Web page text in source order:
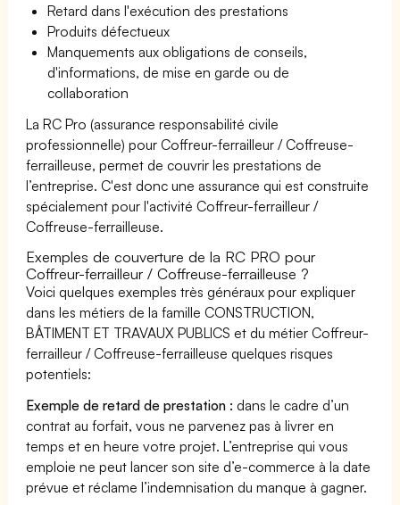
Retard dans l'exécution des prestations
Produits défectueux
Manquements aux obligations de conseils,
d'informations, de mise en garde ou de
collaboration
La RC Pro (assurance responsabilité civile
professionnelle) pour Coffreur-ferrailleur / Coffreuse-
ferrailleuse, permet de couvrir les prestations de
l’entreprise. C'est donc une assurance qui est construite
spécialement pour l'activité Coffreur-ferrailleur /
Coffreuse-ferrailleuse.
Exemples de couverture de la RC PRO pour
Coffreur-ferrailleur / Coffreuse-ferrailleuse ?
Voici quelques exemples très généraux pour expliquer
dans les métiers de la famille CONSTRUCTION,
BÂTIMENT ET TRAVAUX PUBLICS et du métier Coffreur-
ferrailleur / Coffreuse-ferrailleuse quelques risques
potentiels:
Exemple de retard de prestation : dans le cadre d’un
contrat au forfait, vous ne parvenez pas à livrer en
temps et en heure votre projet. L’entreprise qui vous
emploie ne peut lancer son site d’e-commerce à la date
prévue et réclame l’indemnisation du manque à gagner.